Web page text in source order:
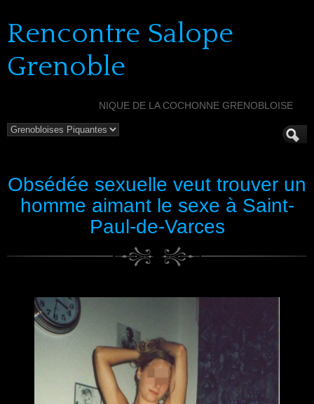
Rencontre Salope
Grenoble
NIQUE DE LA COCHONNE GRENOBLOISE
Obsédée sexuelle veut trouver un
homme aimant le sexe à Saint-
Paul-de-Varces